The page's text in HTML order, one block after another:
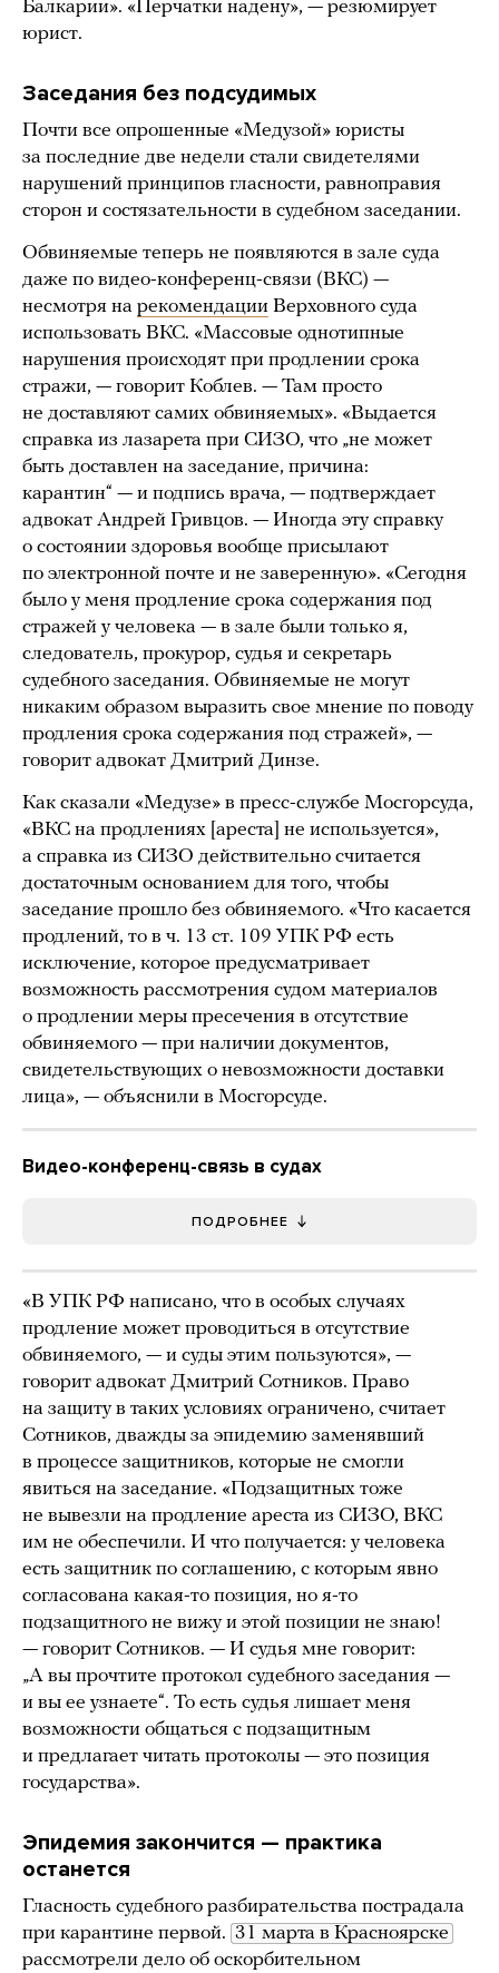
Балкарии». «Перчатки надену», — резюмирует
юрист.
Заседания без подсудимых
Почти все опрошенные «Медузой» юристы
за последние две недели стали свидетелями
нарушений принципов гласности, равноправия
сторон и состязательности в судебном заседании.
Обвиняемые теперь не появляются в зале суда
даже по видео-конференц-связи (ВКС) —
несмотря на рекомендации Верховного суда
использовать ВКС. «Массовые однотипные
нарушения происходят при продлении срока
стражи, — говорит Коблев. — Там просто
не доставляют самих обвиняемых». «Выдается
справка из лазарета при СИЗО, что „не может
быть доставлен на заседание, причина:
карантин“ — и подпись врача, — подтверждает
адвокат Андрей Гривцов. — Иногда эту справку
о состоянии здоровья вообще присылают
по электронной почте и не заверенную». «Сегодня
было у меня продление срока содержания под
стражей у человека — в зале были только я,
следователь, прокурор, судья и секретарь
судебного заседания. Обвиняемые не могут
никаким образом выразить свое мнение по поводу
продления срока содержания под стражей», —
говорит адвокат Дмитрий Динзе.
Как сказали «Медузе» в пресс-службе Мосгорсуда,
«ВКС на продлениях [ареста] не используется»,
а справка из СИЗО действительно считается
достаточным основанием для того, чтобы
заседание прошло без обвиняемого. «Что касается
продлений, то в ч. 13 ст. 109 УПК РФ есть
исключение, которое предусматривает
возможность рассмотрения судом материалов
о продлении меры пресечения в отсутствие
обвиняемого — при наличии документов,
свидетельствующих о невозможности доставки
лица», — объяснили в Мосгорсуде.
Видео-конференц-связь в судах
ПОДРОБНЕЕ
«В УПК РФ написано, что в особых случаях
продление может проводиться в отсутствие
обвиняемого, — и суды этим пользуются», —
говорит адвокат Дмитрий Сотников. Право
на защиту в таких условиях ограничено, считает
Сотников, дважды за эпидемию заменявший
в процессе защитников, которые не смогли
явиться на заседание. «Подзащитных тоже
не вывезли на продление ареста из СИЗО, ВКС
им не обеспечили. И что получается: у человека
есть защитник по соглашению, с которым явно
согласована какая-то позиция, но я-то
подзащитного не вижу и этой позиции не знаю!
— говорит Сотников. — И судья мне говорит:
„А вы прочтите протокол судебного заседания —
и вы ее узнаете“. То есть судья лишает меня
возможности общаться с подзащитным
и предлагает читать протоколы — это позиция
государства».
Эпидемия закончится — практика
останется
Гласность судебного разбирательства пострадала
при карантине первой. 31 марта в Красноярске
рассмотрели дело об оскорбительном